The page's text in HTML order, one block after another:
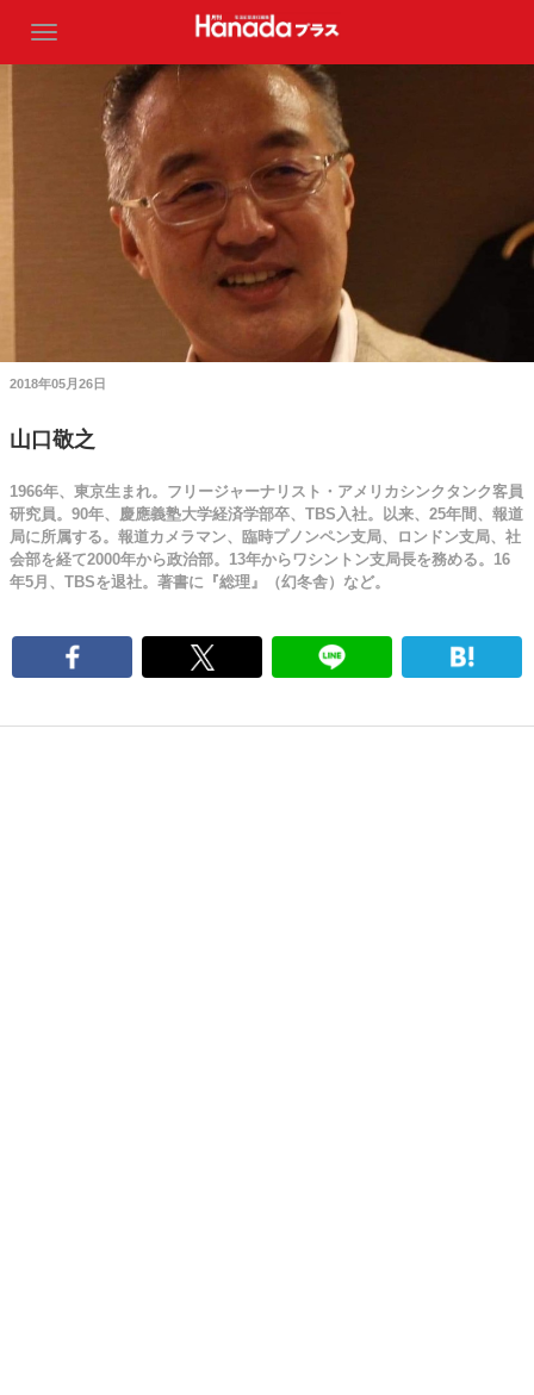
2018年05月26日
山口敬之
1966年、東京生まれ。フリージャーナリスト・アメリカシンクタンク客員
研究員。90年、慶應義塾大学経済学部卒、TBS入社。以来、25年間、報道
局に所属する。報道カメラマン、臨時プノンペン支局、ロンドン支局、社
会部を経て2000年から政治部。13年からワシントン支局長を務める。16
年5月、TBSを退社。著書に『総理』（幻冬舎）など。